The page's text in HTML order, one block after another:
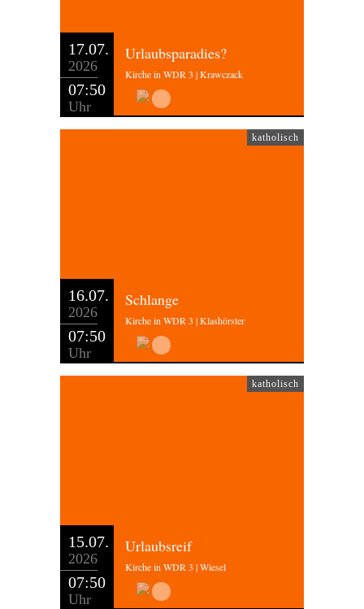
17.07.
2026
07:50
Uhr
Urlaubsparadies?
Kirche in WDR 3 | Krawczack
katholisch
16.07.
2026
07:50
Uhr
Schlange
Kirche in WDR 3 | Klashörster
katholisch
15.07.
2026
07:50
Uhr
Urlaubsreif
Kirche in WDR 3 | Wiesel